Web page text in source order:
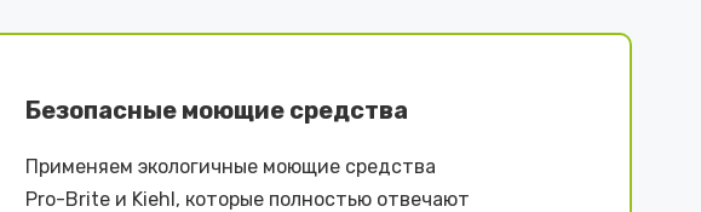
Безопасные моющие средства
Применяем экологичные моющие средства
Pro-Brite и Kiehl, которые полностью отвечают